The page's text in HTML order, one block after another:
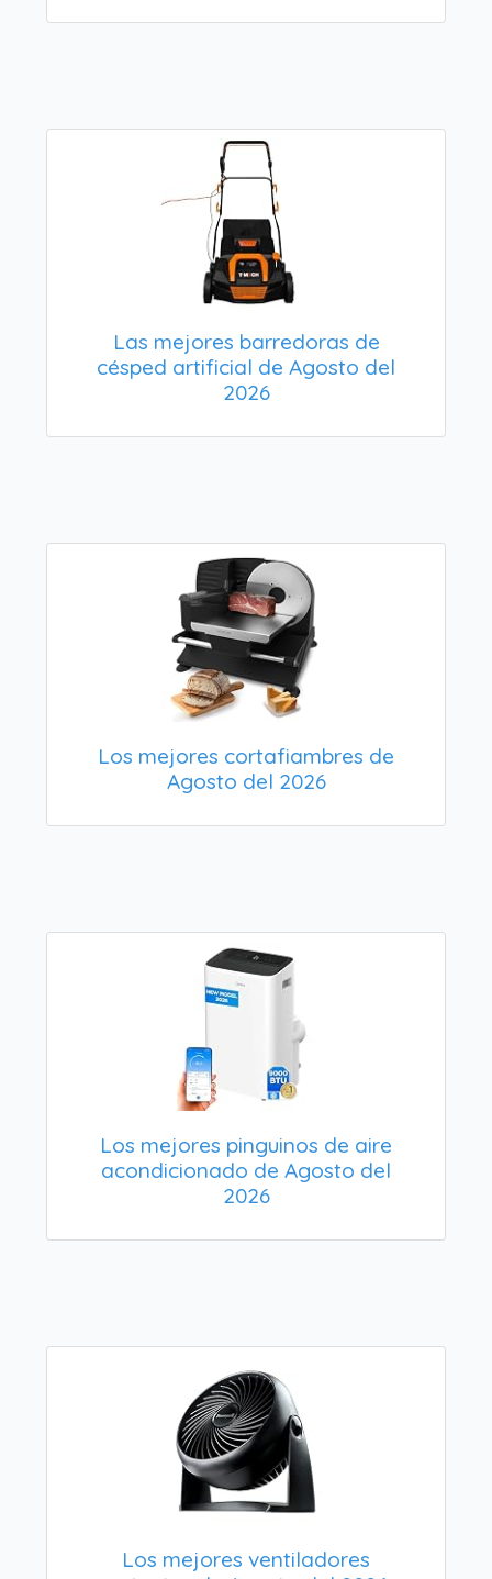
Las mejores barredoras de
césped artificial de Agosto del
2026
Los mejores cortafiambres de
Agosto del 2026
Los mejores pinguinos de aire
acondicionado de Agosto del
2026
Los mejores ventiladores